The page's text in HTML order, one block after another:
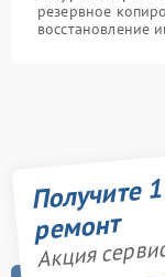
резервное
восстановление
Получите
ремонт
Акция